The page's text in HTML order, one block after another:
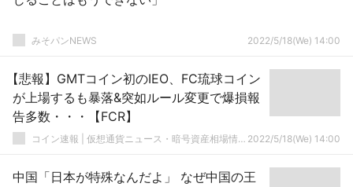
みそパンNEWS 2022/5/18(We) 14:00
【悲報】GMTコイン初のIEO、FC琉球コイン
が上場するも暴落&突如ルール変更で爆損報
告多数・・・【FCR】
コイン速報 | 仮想通貨ニュース・暗号資産相場情報・5chまとめ 2022/5/18(We) 14:00
中国「日本が特殊なんだよ」 なぜ中国の王